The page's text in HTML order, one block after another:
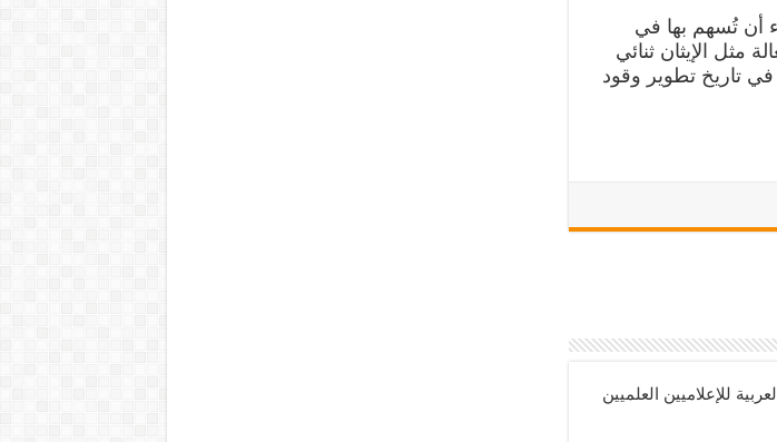
أن تُسهم بها في
مثل الإيثان ثنائي
في تاريخ تطوير وقود
للإعلاميين العلميين